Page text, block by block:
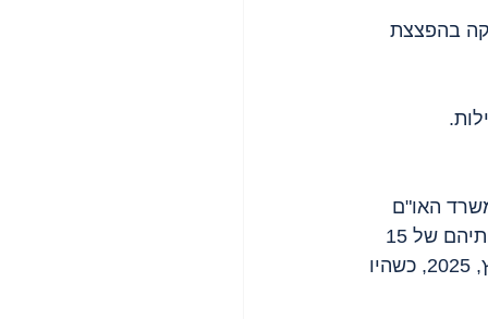
שנמחקה בהפצצת
האו"ם
אנשי צוות ההגנה האזרחית והסהר האדום הפלסטיני, שהקשר עימם אבד ב-23 במרץ, 2025, כשהיו